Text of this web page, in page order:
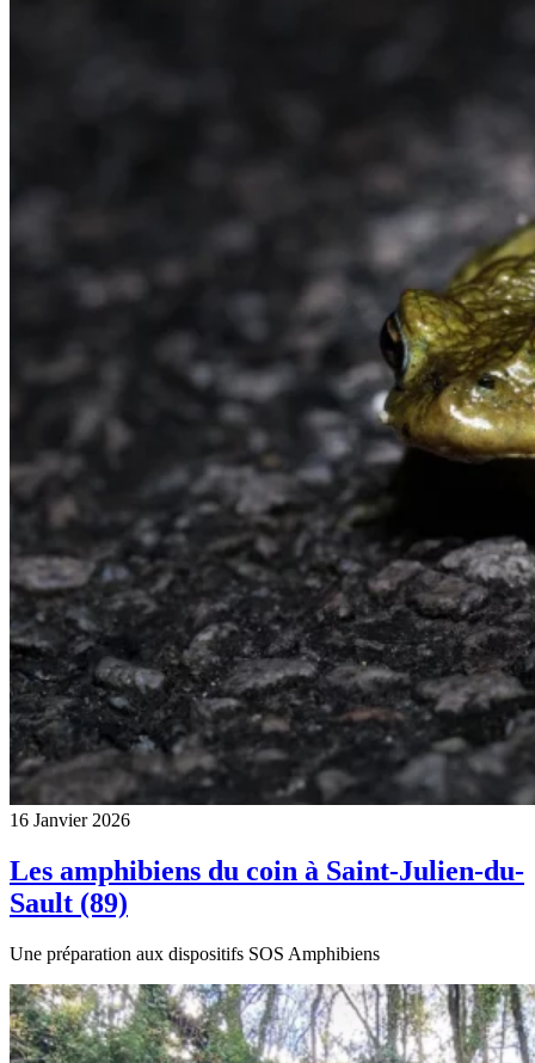
16 Janvier 2026
Les amphibiens du coin à Saint-Julien-du-
Sault (89)
Une préparation aux dispositifs SOS Amphibiens